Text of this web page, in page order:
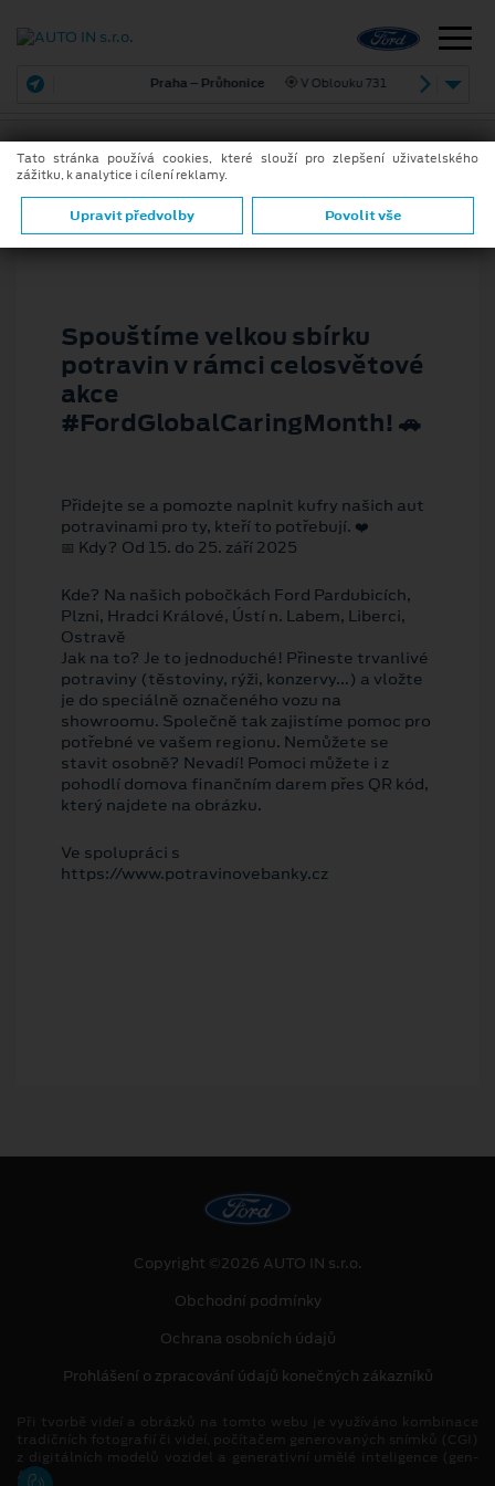
Praha – Průhonice V Oblouku 731
3. 9. 2025
Spouštíme velkou sbírku
potravin v rámci celosvětové
akce
#FordGlobalCaringMonth! 🚗
Přidejte se a pomozte naplnit kufry našich aut
potravinami pro ty, kteří to potřebují. ❤️
📅 Kdy? Od 15. do 25. září 2025
Kde? Na našich pobočkách Ford Pardubicích,
Plzni, Hradci Králové, Ústí n. Labem, Liberci,
Ostravě
Jak na to? Je to jednoduché! Přineste trvanlivé
potraviny (těstoviny, rýži, konzervy...) a vložte
je do speciálně označeného vozu na
showroomu. Společně tak zajistíme pomoc pro
potřebné ve vašem regionu. Nemůžete se
stavit osobně? Nevadí! Pomoci můžete i z
pohodlí domova finančním darem přes QR kód,
který najdete na obrázku.
Ve spolupráci s
https://www.potravinovebanky.cz
Copyright ©2026 AUTO IN s.r.o.
Obchodní podmínky
Ochrana osobních údajů
Prohlášení o zpracování údajů konečných zákazníků
AI).
Tato stránka používá cookies, které slouží pro zlepšení uživatelského
zážitku, k analytice i cílení reklamy.
Upravit předvolby Povolit vše